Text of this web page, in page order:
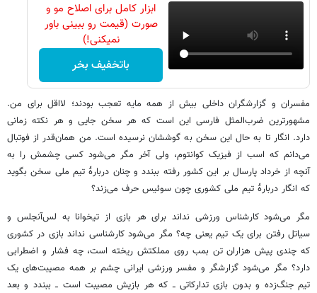
ابزار کامل برای اصلاح مو و
صورت (قیمت رو ببینی باور
نمیکنی!)
باتخفیف بخر
مفسران و گزارشگران داخلی بیش از همه مایه تعجب بودند؛ لااقل برای من.
مشهورترین ضرب‌المثل فارسی این است که هر سخن جایی و هر نکته زمانی
دارد. انگار تا به حال این سخن به گوششان نرسیده است. من همان‌قدر از فوتبال
می‌دانم که اسب از فیزیک کوانتوم، ولی آخر مگر می‌شود کسی چشمش را به
آنچه از خرداد پارسال بر این کشور رفته ببندد و چنان دربارهٔ تیم ملی سخن بگوید
که انگار دربارهٔ تیم ملی کشوری چون سوئیس حرف می‌زند؟
مگر می‌شود کارشناس ورزشی نداند برای هر بازی از تیخوانا به لس‌آنجلس و
سیاتل رفتن برای یک تیم یعنی چه؟ مگر می‌شود کارشناسی نداند بازی در کشوری
که چندی پیش هزاران تن بمب روی مملکتش ریخته است، چه فشار و اضطرابی
دارد؟ مگر می‌شود گزارشگر و مفسر ورزشی ایرانی چشم بر همه مصیبت‌های یک
تیم جنگ‌زده و بدون بازی تدارکاتی ــ که هر بازیش مصیبت است ــ ببندد و بعد